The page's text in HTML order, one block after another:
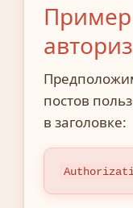
Пример
постов
в заголовке: